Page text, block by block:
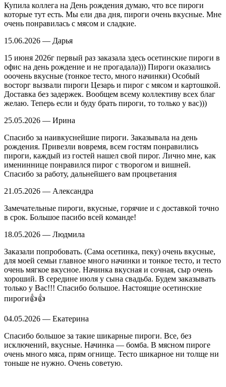
Купила коллега на День рождения думаю, что все пироги
которые тут есть. Мы ели два дня, пироги очень вкусные. Мне
очень понравилась с мясом и сладкие.
15.06.2026 — Дарья
15 июня 2026г первый раз заказала здесь осетинские пироги в
офис на день рождение и не прогадала))) Пироги оказались
ооочень вкусные (тонкое тесто, много начинки) Особый
восторг вызвали пироги Цезарь и пирог с мясом и картошкой.
Доставка без задержек. Вообщем всему коллективу всех благ
желаю. Теперь если и буду брать пироги, то только у вас)))
25.05.2026 — Ирина
Спасибо за наивкуснейшие пироги. Заказывала на день
рождения. Привезли вовремя, всем гостям понравились
пироги, каждый из гостей нашел свой пирог. Лично мне, как
имениннице понравился пирог с творогом и вишней.
Спасибо за работу, дальнейшего вам процветания
21.05.2026 — Александра
Замечательные пироги, вкусные, горячие и с доставкой точно
в срок. Большое пасибо всей команде!
18.05.2026 — Людмила
Заказали попробовать. (Сама осетинка, пеку) очень вкусные,
для моей семьи главное много начинки и тонкое тесто, и тесто
очень мягкое вкусное. Начинка вкусная и сочная, сыр очень
хороший. В середине июля у сына свадьба. Будем заказывать
только у Вас!!! Спасибо большое. Настоящие осетинские
пироги👍👍
04.05.2026 — Екатерина
Спасибо большое за такие шикарные пироги. Все, без
исключений, вкусные. Начинка — бомба. В мясном пироге
очень много мяса, прям огнище. Тесто шикарное ни толще ни
тоньше не нужно. Очень советую.